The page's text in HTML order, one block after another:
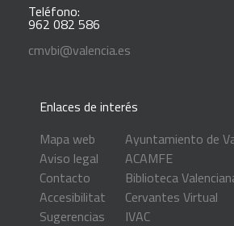
Teléfono:
962 082 586
cmvbi@valencia.es
Enlaces de interés
Mapa web
Aviso legal
Contacto
Accesibilitat
Sugerencias
Ayuntamiento de
ACAMFE
Biblioteca
Cervantes Virtual
IVAC